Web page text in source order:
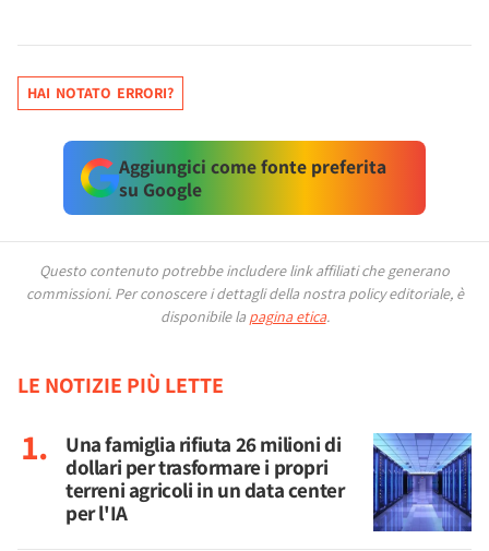
HAI NOTATO ERRORI?
Aggiungici come fonte preferita
su Google
Questo contenuto potrebbe includere link affiliati che generano
commissioni. Per conoscere i dettagli della nostra policy editoriale, è
disponibile la pagina etica.
LE NOTIZIE PIÙ LETTE
Una famiglia rifiuta 26 milioni di
dollari per trasformare i propri
terreni agricoli in un data center
per l'IA